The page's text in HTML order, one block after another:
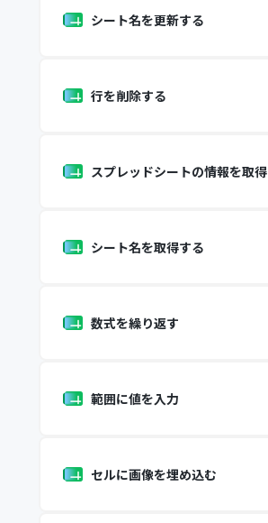
シート名を更新する
行を削除する
スプレッドシートの情報を取得
シート名を取得する
数式を繰り返す
範囲に値を入力
セルに画像を埋め込む